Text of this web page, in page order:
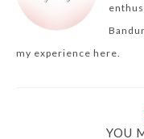
my experience here.
YOU